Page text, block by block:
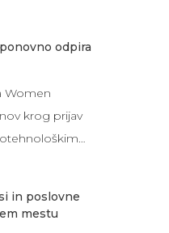
odpira
Women
krog prijav
in poslovne
mestu